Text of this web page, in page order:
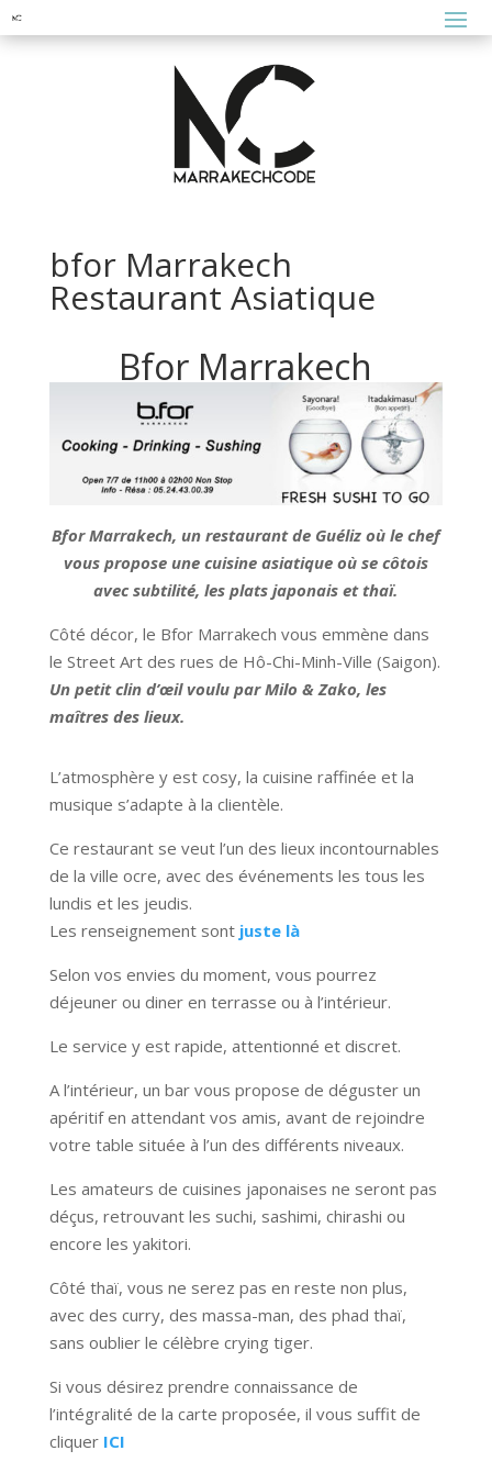
bfor Marrakech
Restaurant Asiatique
Bfor Marrakech
Bfor Marrakech, un restaurant de Guéliz où le chef
vous propose une cuisine asiatique où se côtois
avec subtilité, les plats japonais et thaï.
Côté décor, le Bfor Marrakech vous emmène dans
le Street Art des rues de Hô-Chi-Minh-Ville (Saigon).
Un petit clin d’œil voulu par Milo & Zako, les
maîtres des lieux.
L’atmosphère y est cosy, la cuisine raffinée et la
musique s’adapte à la clientèle.
Ce restaurant se veut l’un des lieux incontournables
de la ville ocre, avec des événements les tous les
lundis et les jeudis.
Les renseignement sont juste là
Selon vos envies du moment, vous pourrez
déjeuner ou diner en terrasse ou à l’intérieur.
Le service y est rapide, attentionné et discret.
A l’intérieur, un bar vous propose de déguster un
apéritif en attendant vos amis, avant de rejoindre
votre table située à l’un des différents niveaux.
Les amateurs de cuisines japonaises ne seront pas
déçus, retrouvant les suchi, sashimi, chirashi ou
encore les yakitori.
Côté thaï, vous ne serez pas en reste non plus,
avec des curry, des massa-man, des phad thaï,
sans oublier le célèbre crying tiger.
Si vous désirez prendre connaissance de
l’intégralité de la carte proposée, il vous suffit de
cliquer ICI